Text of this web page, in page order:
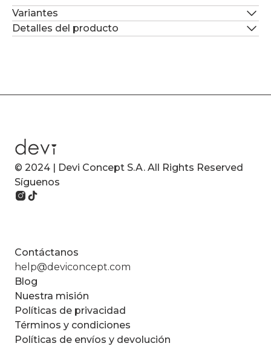
Variantes
Detalles del producto
© 2024 | Devi Concept S.A. All Rights Reserved
Síguenos
Contáctanos
help@deviconcept.com
Blog
Nuestra misión
Políticas de privacidad
Términos y condiciones
Políticas de envíos y devolución